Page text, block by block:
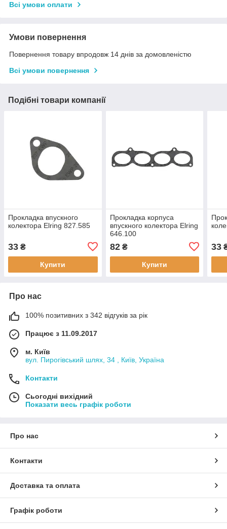
Всі умови оплати
Умови повернення
Повернення товару впродовж 14 днів за домовленістю
Всі умови повернення
Подібні товари компанії
Прокладка впускного
колектора Elring 827.585
33 ₴
Купити
Прокладка корпуса
впускного колектора Elring
646.100
82₴
Купити
33
Про нас
100% позитивних з 342 відгуків за рік
Працює з 11.09.2017
м. Київ
вул. Пирогівський шлях, 34 , Київ, Україна
Контакти
Сьогодні вихідний
Показати весь графік роботи
Про нас
Контакти
Доставка та оплата
Графік роботи